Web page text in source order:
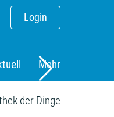
Login
Mehr
der Dinge